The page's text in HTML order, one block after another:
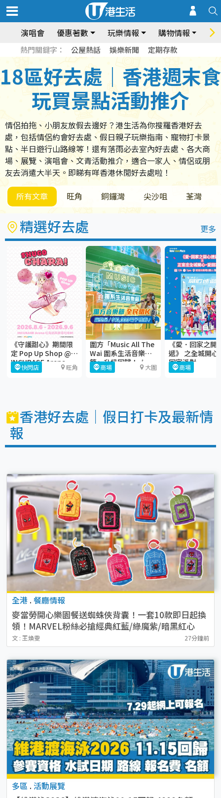
演唱會 優惠著數 玩樂情報 購物情報 飲
熱門關鍵字： 公屋熱話 娛樂新聞 定期存款
18區好去處｜香港週末食
玩買景點活動推介
情侶拍拖、小朋友放假去邊好？港生活為你搜羅香港好去
處，包括情侶約會好去處、假日親子玩樂指南、寵物打卡景
點、半日遊行山路線等！還有落雨必去室內好去處、各大商
場、展覽、演唱會、文青活動推介，適合一家人、情侶或朋
友去消遣大半天。即睇有咩香港休閒好去處啦！
所有文章
旺角 銅鑼灣 尖沙咀 荃灣
精選好去處 更多
《守護甜心》期間限
定 Pop Up Shop @
INCUBASE Arena
快閃店 旺角
圍方「Music All The
Wai 圍系生活音樂
節」升級回歸！🎶
商場 大圍
《愛．回家之開
遞》 之全城開心
回家派對
商場
香港好去處｜假日打卡及最新情
報
全港 . 餐廳情報
麥當勞開心樂園餐送蜘蛛俠背囊！一套10款即日起換
領！MARVEL粉絲必搶經典紅藍/綠魔紫/暗黑紅心
文 : 王煥雯 27分鐘前
多區 . 活動展覽